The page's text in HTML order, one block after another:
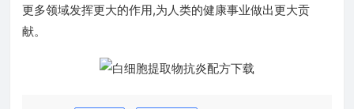
更多领域发挥更大的作用,为人类的健康事业做出更大贡
献。